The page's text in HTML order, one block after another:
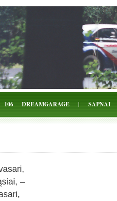
106 DREAMGARAGE | SAPNAI
–